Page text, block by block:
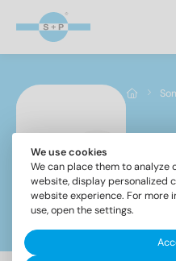
We use cookies
We can place them to
website, display personalized
website experience. For more
use, open the settings.